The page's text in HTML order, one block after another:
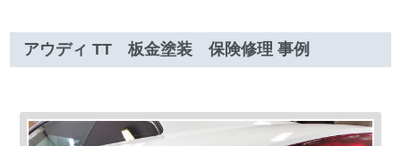
アウディ TT 板金塗装 保険修理 事例